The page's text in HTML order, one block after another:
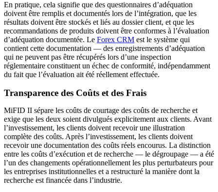
En pratique, cela signifie que des questionnaires d’adéquation
doivent être remplis et documentés lors de l’intégration, que les
résultats doivent être stockés et liés au dossier client, et que les
recommandations de produits doivent être conformes à l’évaluation
d’adéquation documentée. Le Forex CRM est le système qui
contient cette documentation — des enregistrements d’adéquation
qui ne peuvent pas être récupérés lors d’une inspection
réglementaire constituent un échec de conformité, indépendamment
du fait que l’évaluation ait été réellement effectuée.
Transparence des Coûts et des Frais
MiFID II sépare les coûts de courtage des coûts de recherche et
exige que les deux soient divulgués explicitement aux clients. Avant
l’investissement, les clients doivent recevoir une illustration
complète des coûts. Après l’investissement, les clients doivent
recevoir une documentation des coûts réels encourus. La distinction
entre les coûts d’exécution et de recherche — le dégroupage — a été
l’un des changements opérationnellement les plus perturbateurs pour
les entreprises institutionnelles et a restructuré la manière dont la
recherche est financée dans l’industrie.